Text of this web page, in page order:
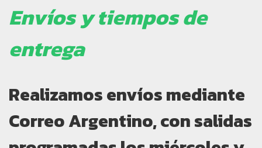
Envíos y tiempos de
entrega
Realizamos envíos mediante
Correo Argentino, con salidas